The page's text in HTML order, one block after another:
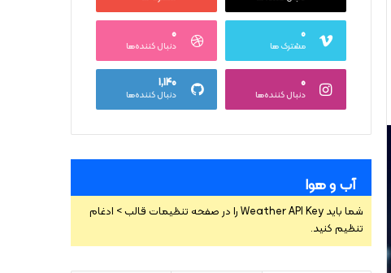
۰
مشترک ها
۰
دنبال کننده‌ها
۰
دنبال کننده‌ها
۱,۱۴۰
دنبال کننده‌ها
آب و هوا
شما باید Weather API Key را در صفحه تنظیمات قالب > ادغام
تنظیم کنید.